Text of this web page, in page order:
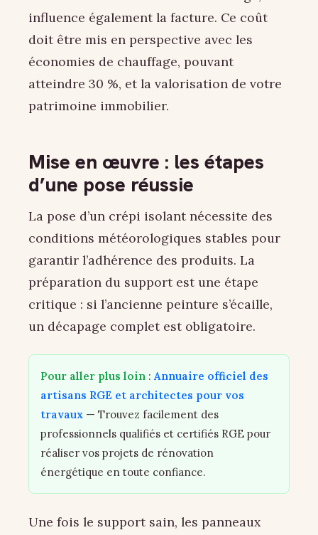
influence également la facture. Ce coût
doit être mis en perspective avec les
économies de chauffage, pouvant
atteindre 30 %, et la valorisation de votre
patrimoine immobilier.
Mise en œuvre : les étapes
d’une pose réussie
La pose d’un crépi isolant nécessite des
conditions météorologiques stables pour
garantir l’adhérence des produits. La
préparation du support est une étape
critique : si l’ancienne peinture s’écaille,
un décapage complet est obligatoire.
Pour aller plus loin : Annuaire officiel des
artisans RGE et architectes pour vos
travaux — Trouvez facilement des
professionnels qualifiés et certifiés RGE pour
réaliser vos projets de rénovation
énergétique en toute confiance.
Une fois le support sain, les panneaux